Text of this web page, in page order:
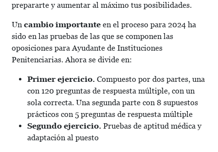
prepararte y aumentar al máximo tus posibilidades.
Un cambio importante en el proceso para 2024 ha
sido en las pruebas de las que se componen las
oposiciones para Ayudante de Instituciones
Penitenciarias. Ahora se divide en:
Primer ejercicio. Compuesto por dos partes, una
con 120 preguntas de respuesta múltiple, con un
sola correcta. Una segunda parte con 8 supuestos
prácticos con 5 preguntas de respuesta múltiple
Segundo ejercicio. Pruebas de aptitud médica y
adaptación al puesto